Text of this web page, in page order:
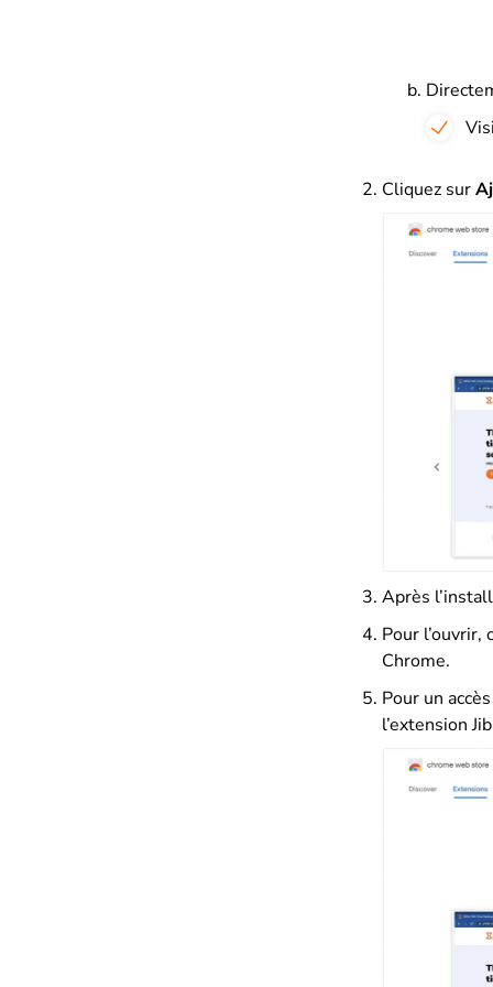
Cliquez sur
Après
Pour l’ouvrir,
Chrome.
Pour un
l’extension